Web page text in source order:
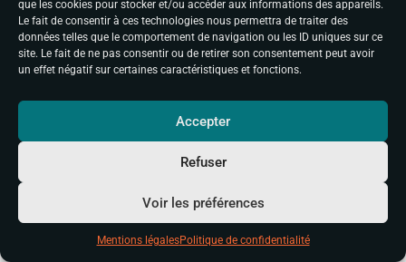
que les cookies pour stocker et/ou accéder aux informations des appareils.
Le fait de consentir à ces technologies nous permettra de traiter des
données telles que le comportement de navigation ou les ID uniques sur ce
site. Le fait de ne pas consentir ou de retirer son consentement peut avoir
un effet négatif sur certaines caractéristiques et fonctions.
Accepter
Refuser
Voir les préférences
Mentions légalesPolitique de confidentialité